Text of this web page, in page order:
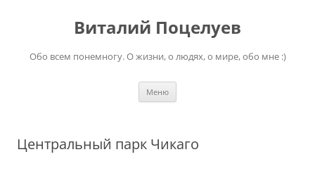
содержимомуВиталий Поцелуев
Обо всем понемногу. О жизни, о людях, о мире, обо мне :)
Меню
Центральный парк Чикаго